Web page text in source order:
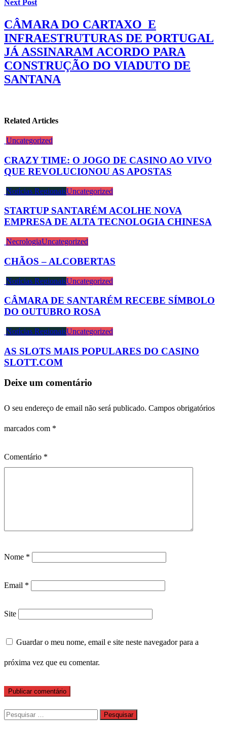
Next Post
CÂMARA DO CARTAXO E
INFRAESTRUTURAS DE PORTUGAL
JÁ ASSINARAM ACORDO PARA
CONSTRUÇÃO DO VIADUTO DE
SANTANA
Related Articles
Uncategorized
CRAZY TIME: O JOGO DE CASINO AO VIVO
QUE REVOLUCIONOU AS APOSTAS
Notícias RegionaisUncategorized
STARTUP SANTARÉM ACOLHE NOVA
EMPRESA DE ALTA TECNOLOGIA CHINESA
NecrologiaUncategorized
CHÃOS – ALCOBERTAS
Notícias RegionaisUncategorized
CÂMARA DE SANTARÉM RECEBE SÍMBOLO
DO OUTUBRO ROSA
Notícias RegionaisUncategorized
AS SLOTS MAIS POPULARES DO CASINO
SLOTT.COM
Deixe um comentário
O seu endereço de email não será publicado. Campos obrigatórios
marcados com *
Comentário *
Nome *
Email *
Site
Guardar o meu nome, email e site neste navegador para a
próxima vez que eu comentar.
Pesquisar
por: